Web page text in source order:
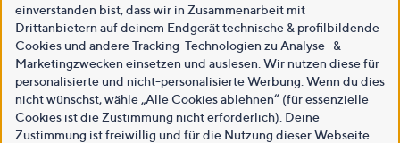
einverstanden bist, dass wir in Zusammenarbeit mit
Drittanbietern auf deinem Endgerät technische & profilbildende
Cookies und andere Tracking-Technologien zu Analyse- &
Marketingzwecken einsetzen und auslesen. Wir nutzen diese für
personalisierte und nicht-personalisierte Werbung. Wenn du dies
nicht wünschst, wähle „Alle Cookies ablehnen“ (für essenzielle
Cookies ist die Zustimmung nicht erforderlich). Deine
Zustimmung ist freiwillig und für die Nutzung dieser Webseite